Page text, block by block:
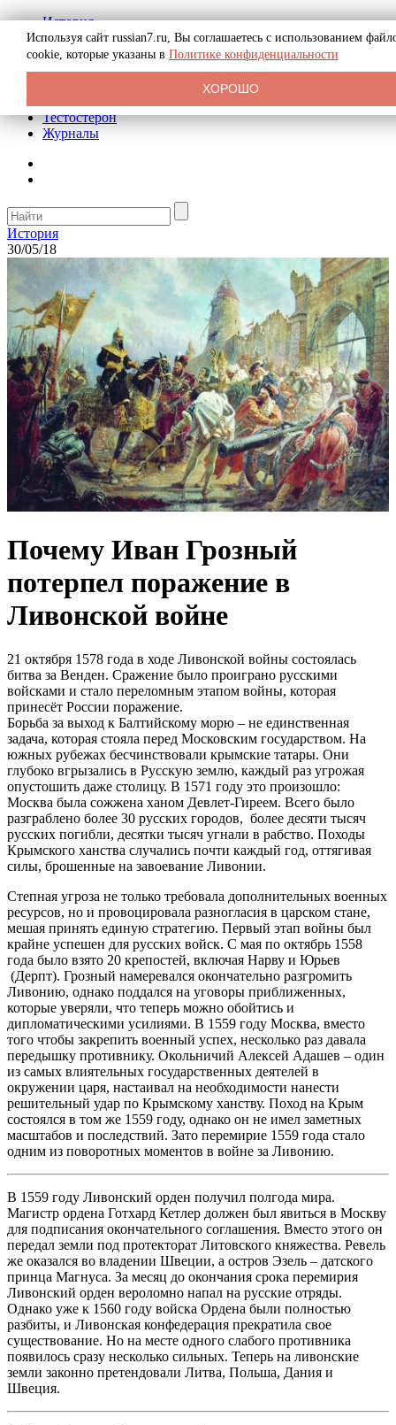
История
Биография
Криминал
Реклама на сайте
Тестостерон
Журналы
История
30/05/18
Почему Иван Грозный
потерпел поражение в
Ливонской войне
21 октября 1578 года в ходе Ливонской войны состоялась
битва за Венден. Сражение было проиграно русскими
войсками и стало переломным этапом войны, которая
принесёт России поражение.
Борьба за выход к Балтийскому морю – не единственная
задача, которая стояла перед Московским государством. На
южных рубежах бесчинствовали крымские татары. Они
глубоко вгрызались в Русскую землю, каждый раз угрожая
опустошить даже столицу. В 1571 году это произошло:
Москва была сожжена ханом Девлет-Гиреем. Всего было
разграблено более 30 русских городов, более десяти тысяч
русских погибли, десятки тысяч угнали в рабство. Походы
Крымского ханства случались почти каждый год, оттягивая
силы, брошенные на завоевание Ливонии.
Степная угроза не только требовала дополнительных военных
ресурсов, но и провоцировала разногласия в царском стане,
мешая принять единую стратегию. Первый этап войны был
крайне успешен для русских войск. С мая по октябрь 1558
года было взято 20 крепостей, включая Нарву и Юрьев
(Дерпт). Грозный намеревался окончательно разгромить
Ливонию, однако поддался на уговоры приближенных,
которые уверяли, что теперь можно обойтись и
дипломатическими усилиями. В 1559 году Москва, вместо
того чтобы закрепить военный успех, несколько раз давала
передышку противнику. Окольничий Алексей Адашев – один
из самых влиятельных государственных деятелей в
окружении царя, настаивал на необходимости нанести
решительный удар по Крымскому ханству. Поход на Крым
состоялся в том же 1559 году, однако он не имел заметных
масштабов и последствий. Зато перемирие 1559 года стало
одним из поворотных моментов в войне за Ливонию.
В 1559 году Ливонский орден получил полгода мира.
Магистр ордена Готхард Кетлер должен был явиться в Москву
для подписания окончательного соглашения. Вместо этого он
передал земли под протекторат Литовского княжества. Ревель
же оказался во владении Швеции, а остров Эзель – датского
принца Магнуса. За месяц до окончания срока перемирия
Ливонский орден вероломно напал на русские отряды.
Однако уже к 1560 году войска Ордена были полностью
разбиты, и Ливонская конфедерация прекратила свое
существование. Но на месте одного слабого противника
появилось сразу несколько сильных. Теперь на ливонские
земли законно претендовали Литва, Польша, Дания и
Швеция.
Используя сайт russian7.ru, Вы соглашаетесь с использованием
cookie, которые указаны в Политике конфиденциальности
ХОРОШО